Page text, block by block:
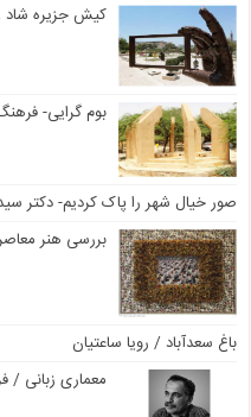
کیش جزیره شاد
بوم گرایی-
صور خیال شهر را پاک کردیم- دکتر
بررسی هنر
باغ سعدآباد / رویا ساعتیان
معماری زبانی /